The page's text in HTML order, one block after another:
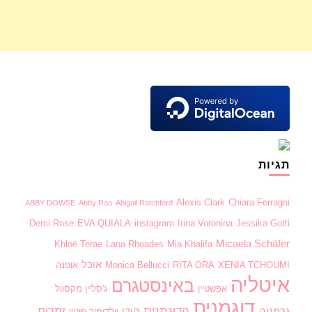
תגיות
ABBY DOWSE Abby Rao Abigail Ratchford Alexis Clark Chiara Ferragni
Demi Rose EVA QUIALA instagram Irina Voronina Jessika Gotti
Khloë Terae Lana Rhoades Mia Khalifa Micaela Schäfer
Monica Bellucci RITA ORA XENIA TCHOUMI אוכל אופנה
איטליה אפשטיין באינסטגרם ג'סליין מקסוול